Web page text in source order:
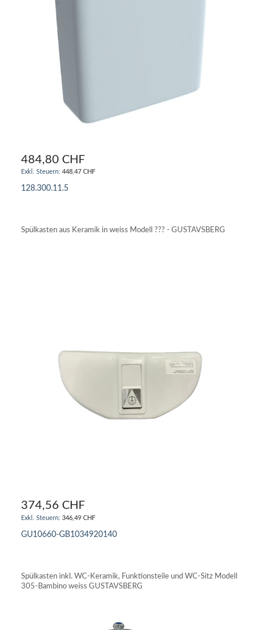
484,80 CHF
448,47 CHF
128.300.11.5
Spülkasten aus Keramik in weiss Modell ??? - GUSTAVSBERG
374,56 CHF
346,49 CHF
GU10660-GB1034920140
Spülkasten inkl. WC-Keramik, Funktionsteile und WC-Sitz Modell
305-Bambino weiss GUSTAVSBERG